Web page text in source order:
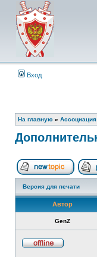
Вход
На главную »
Начать
Версия для печати
Автор
GenZ